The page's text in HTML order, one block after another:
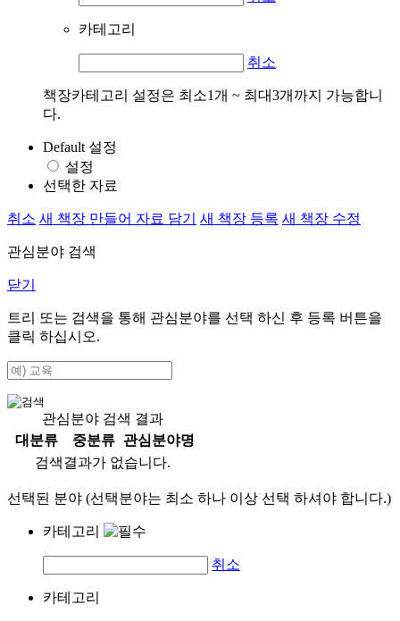
카테고리
취소
책장카테고리 설정은 최소1개 ~ 최대3개까지 가능합니
다.
Default 설정
설정
선택한 자료
취소 새 책장 만들어 자료 담기 새 책장 등록 새 책장 수정
관심분야 검색
닫기
트리 또는 검색을 통해 관심분야를 선택 하신 후 등록 버튼을
클릭 하십시오.
관심분야 검색 결과
대분류
중분류
관심분야명
검색결과가 없습니다.
선택된 분야 (선택분야는 최소 하나 이상 선택 하셔야 합니다.)
카테고리
취소
카테고리